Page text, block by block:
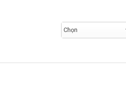
Chọn